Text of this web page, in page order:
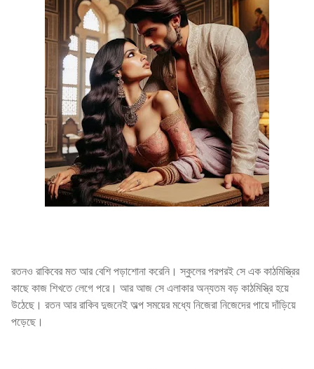
রতনও রাকিবের মত আর বেশি পড়াশোনা করেনি। স্কুলের পরপরই সে এক কাঠমিস্ত্রির
কাছে কাজ শিখতে লেগে পরে। আর আজ সে এলাকার অন্যতম বড় কাঠমিস্ত্রি হয়ে
উঠেছে। রতন আর রাকিব দুজনেই অল্প সময়ের মধ্যে নিজেরা নিজেদের পায়ে দাঁড়িয়ে
পড়েছে।